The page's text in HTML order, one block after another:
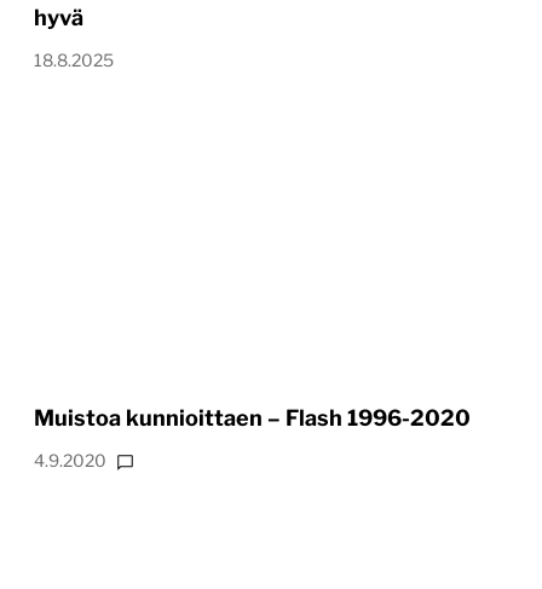
hyvä
18.8.2025
Muistoa kunnioittaen – Flash 1996-2020
4.9.2020